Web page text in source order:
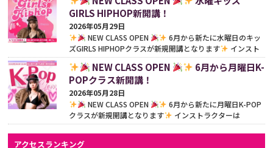
をみる
GIRLS HIPHOP新開講！
2026年05月29日
NEW CLASS OPEN
6月から新たに水曜日のキッ
ズGIRLS HIPHOPクラスが新規開講となります
インスト
ラクターはHinanon先生（@nonnon__o0）
「女の子ら
し...続きをみる
NEW CLASS OPEN
6月から月曜日K-
POPクラス新開講！
2026年05月28日
NEW CLASS OPEN
6月から新たに月曜日K-POP
クラスが新規開講となります
インストラクターは
Hinanon先生（@nonnon__o0）
憧れのアイドルに！楽
しく踊...続きをみる
アクセスランキング